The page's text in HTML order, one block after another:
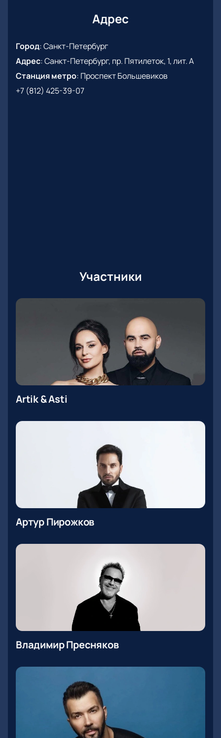
Простой выбор мест на интерактивной схеме.
Возможность оформления заказа онлайн или
Помощь специалистов при выборе и
оформлении заказа.
Не пропустите возможность стать частью
большого музыкального события!
Адрес
Город:Санкт-Петербург
Адрес:Санкт-Петербург, пр. Пятилеток, 1, лит. А
Станция метро: Проспект Большевиков
+7 (812) 425-39-07
Участники
Artik & Asti
Артур Пирожков
Владимир Пресняков